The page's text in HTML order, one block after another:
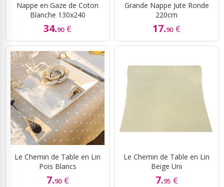
Nappe en Gaze de Coton
Blanche 130x240
34.90 €
Grande Nappe Jute Ronde
220cm
17.90 €
Le Chemin de Table en Lin
Pois Blancs
7.90 €
Le Chemin de Table en Lin
Beige Uni
7.95 €